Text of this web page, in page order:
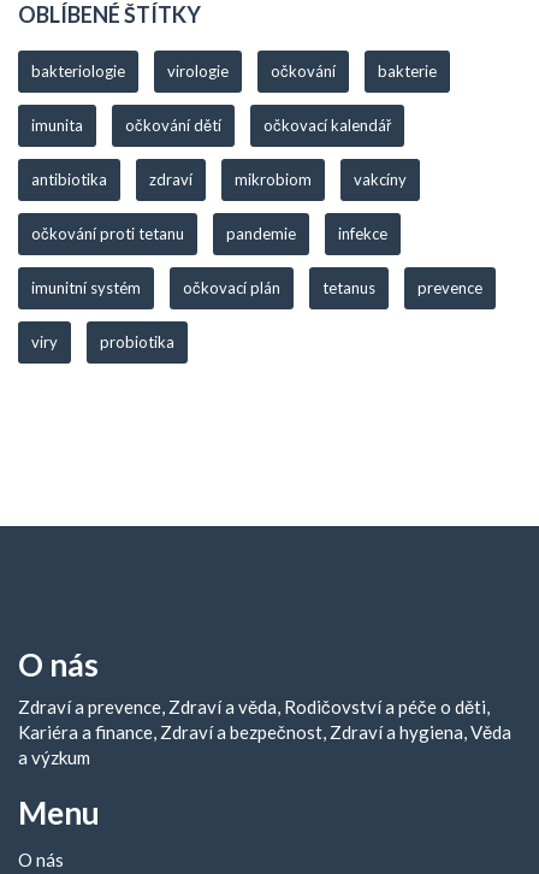
OBLÍBENÉ ŠTÍTKY
bakteriologie virologie očkování bakterie
imunita očkování dětí očkovací kalendář
antibiotika zdraví mikrobiom vakcíny
očkování proti tetanu pandemie infekce
imunitní systém očkovací plán tetanus prevence
viry probiotika
O nás
Zdraví a prevence, Zdraví a věda, Rodičovství a péče o děti,
Kariéra a finance, Zdraví a bezpečnost, Zdraví a hygiena, Věda
a výzkum
Menu
O nás